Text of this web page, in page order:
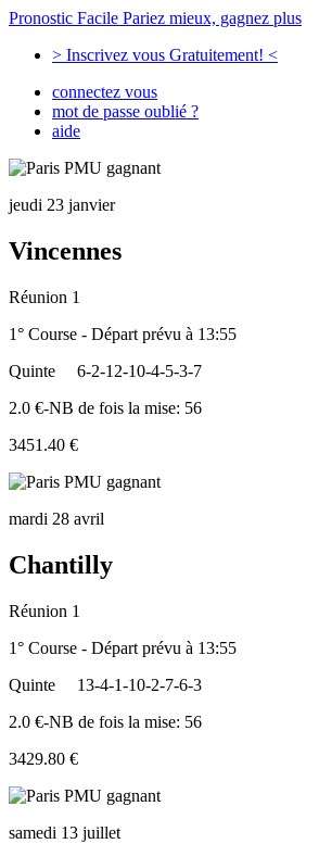
Pronostic Facile Pariez mieux, gagnez plus
> Inscrivez vous Gratuitement! <
connectez vous
mot de passe oublié ?
aide
jeudi 23 janvier
Vincennes
Réunion 1
1° Course - Départ prévu à 13:55
Quinte
6-2-12-10-4-5-3-7
2.0 €-NB de fois la mise: 56
3451.40 €
mardi 28 avril
Chantilly
Réunion 1
1° Course - Départ prévu à 13:55
Quinte
13-4-1-10-2-7-6-3
2.0 €-NB de fois la mise: 56
3429.80 €
samedi 13 juillet